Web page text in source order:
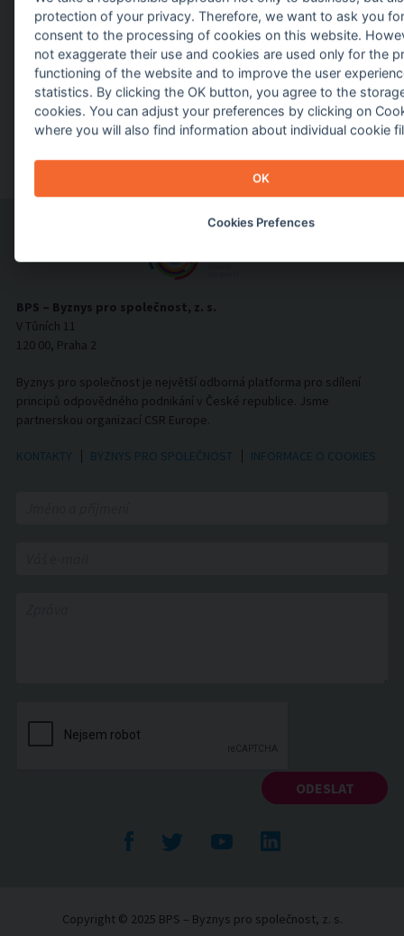
Najděte zapálené firemní dobrovolníky
Využijte různé druhy pomoci od manuální po
odbornou
JAK TO FUNGUJE
BPS – Byznys pro společnost, z. s.
V Tůních 11
120 00, Praha 2
Byznys pro společnost je největší odborná platforma pro sdílení
principů odpovědného podnikání v České republice. Jsme
partnerskou organizací CSR Europe.
KONTAKTY BYZNYS PRO SPOLEČNOST INFORMACE O COOKIES
FacebookTwitte YouTube
Copyright © 2025 BPS – Byznys pro společnost, z. s.
protection of your privacy. Therefore, we want to ask you
consent to the processing of cookies on this website.
not exaggerate their use and cookies are used only for the
functioning of the website and to improve the user
statistics. By clicking the OK button, you agree to the
cookies. You can adjust your preferences by clicking on
where you will also find information about individual cookie
OK
Cookies Prefences